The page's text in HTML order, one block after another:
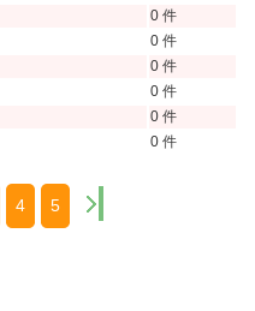
0 件
0 件
0 件
0 件
0 件
0 件
4 5